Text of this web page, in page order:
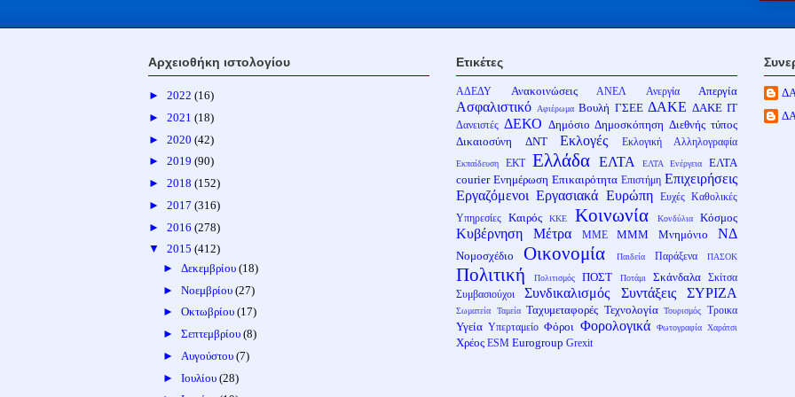
Αρχειοθήκη ιστολογίου
► 2022 (16)
► 2021 (18)
► 2020 (42)
► 2019 (90)
► 2018 (152)
► 2017 (316)
► 2016 (278)
▼ 2015 (412)
► Δεκεμβρίου (18)
► Νοεμβρίου (27)
► Οκτωβρίου (17)
► Σεπτεμβρίου (8)
► Αυγούστου (7)
► Ιουλίου (28)
Ετικέτες
ΑΔΕΔΥ Ανακοινώσεις ΑΝΕΛ Ανεργία Απεργία
Ασφαλιστικό Αφιέρωμα Βουλή ΓΣΕΕ ΔΑΚΕ ΔΑΚΕ ΙΤ
Δανειστές ΔΕΚΟ Δημόσιο Δημοσκόπηση Διεθνής τύπος
Δικαιοσύνη
ΔΝΤ Εκλογές Εκλογική Αλληλογραφία
Εκπαίδευση ΕΚΤ Ελλάδα ΕΛΤΑ ΕΛΤΑ Ενέργεια
ΕΛΤΑ
courier Ενημέρωση Επικαιρότητα Επιστήμη Επιχειρήσεις
Εργαζόμενοι Εργασιακά Ευρώπη Ευχές Καθολικές
Υπηρεσίες
Καιρός ΚΚΕ Κοινωνία Κονδύλια Κόσμος
Κυβέρνηση Μέτρα ΜΜΕ ΜΜΜ Μνημόνιο ΝΔ
Νομοσχέδιο Οικονομία Παιδεία Παράξενα ΠΑΣΟΚ
Πολιτική Πολιτισμός ΠΟΣΤ Ποτάμι Σκάνδαλα
Σκίτσα
Συμβασιούχοι
Συνδικαλισμός Συντάξεις ΣΥΡΙΖΑ
Σωματεία Ταμεία Ταχυμεταφορές Τεχνολογία Τουρισμός Τροικα
Υγεία Υπερταμείο Φόροι Φορολογικά Φωτογραφία Χαράτσι
Χρέος ESM Eurogroup Grexit